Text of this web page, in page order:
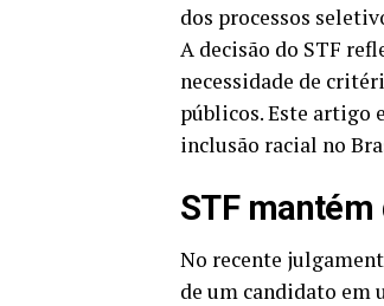
dos processos
A decisão do STF
necessidade de
públicos. Este artigo
inclusão racial no
STF
No recente
de um candidato em